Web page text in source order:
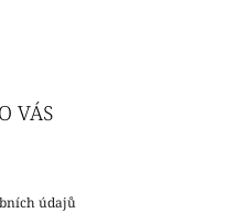
VÁS
údajů